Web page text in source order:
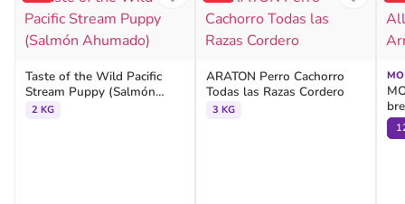
Taste of the Wild Pacific
Stream Puppy (Salmón
Ahumado)
2 KG
ARATON Perro Cachorro
Todas las Razas Cordero
3 KG